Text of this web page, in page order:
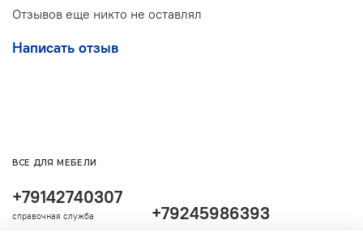
Отзывов еще никто не оставлял
Написать отзыв
+79142740307
справочная служба +79245986393
ВСЕ ДЛЯ МЕБЕЛИ